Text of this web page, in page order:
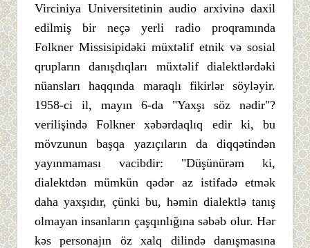
Virciniya Universitetinin audio arxivinə daxil
edilmiş bir neçə yerli radio proqramında
Folkner Missisipidəki müxtəlif etnik və sosial
qrupların danışdıqları müxtəlif dialektlərdəki
nüansları haqqında maraqlı fikirlər söyləyir.
1958-ci il, mayın 6-da "Yaxşı söz nədir"?
verilişində Folkner xəbərdaqlıq edir ki, bu
mövzunun başqa yazıçıların da diqqətindən
yayınmaması vacibdir: "Düşünürəm ki,
dialektdən mümkün qədər az istifadə etmək
daha yaxşıdır, çünki bu, həmin dialektlə tanış
olmayan insanların çaşqınlığına səbəb olur. Hər
kəs personajın öz xalq dilində danışmasına